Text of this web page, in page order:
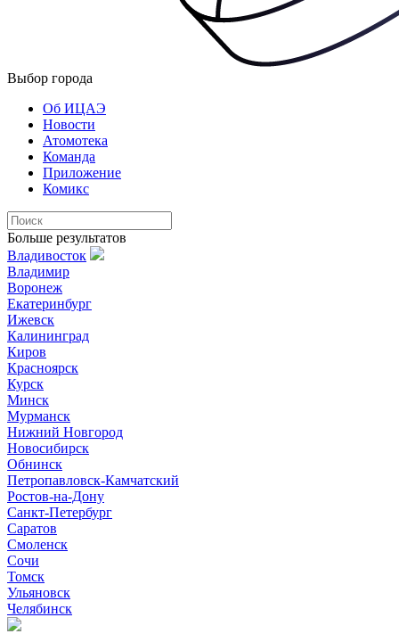
Выбор города
Об ИЦАЭ
Новости
Атомотека
Команда
Приложение
Комикс
Больше результатов
Владивосток
Владимир
Воронеж
Екатеринбург
Ижевск
Калининград
Киров
Красноярск
Курск
Минск
Мурманск
Нижний Новгород
Новосибирск
Обнинск
Петропавловск-Камчатский
Ростов-на-Дону
Санкт-Петербург
Саратов
Смоленск
Сочи
Томск
Ульяновск
Челябинск